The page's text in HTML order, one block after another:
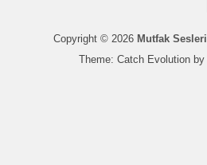
Copyright © 2026 Mutfak Sesleri
Theme: Catch Evolution by